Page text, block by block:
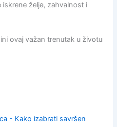
želje, zahvalnost i
ovaj važan trenutak u životu
- Kako izabrati savršen